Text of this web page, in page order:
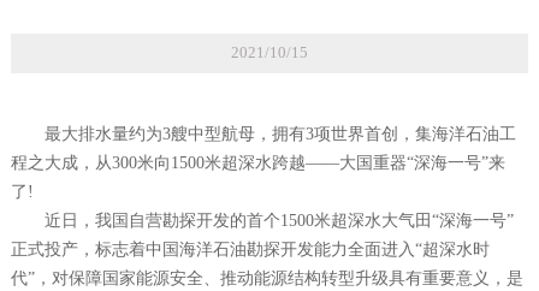
2021/10/15
最大排水量约为3艘中型航母，拥有3项世界首创，集海洋石油工
程之大成，从300米向1500米超深水跨越——大国重器“深海一号”来
了!
近日，我国自营勘探开发的首个1500米超深水大气田“深海一号”
正式投产，标志着中国海洋石油勘探开发能力全面进入“超深水时
代”，对保障国家能源安全、推动能源结构转型升级具有重要意义，是